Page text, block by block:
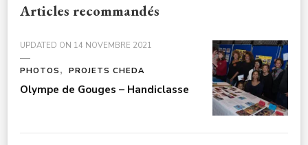
Articles recommandés
UPDATED ON 14 NOVEMBRE 2021
PHOTOS PROJETS CHEDA
Olympe de Gouges – Handiclasse